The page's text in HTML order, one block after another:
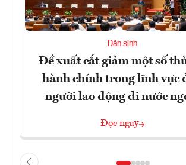
Dân sinh
Đề xuất cắt giảm một số
hành chính trong lĩnh vực
người lao động đi nước
Đọc ngay